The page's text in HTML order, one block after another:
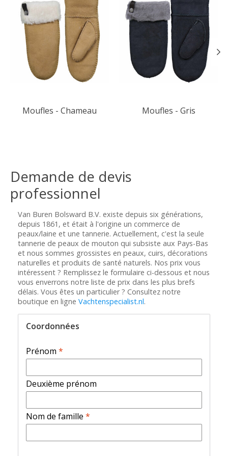
Moufles - Chameau Moufles - Gris
Demande de devis
professionnel
Van Buren Bolsward B.V. existe depuis six générations,
depuis 1861, et était à l'origine un commerce de
peaux/laine et une tannerie. Actuellement, c'est la seule
tannerie de peaux de mouton qui subsiste aux Pays-Bas
et nous sommes grossistes en peaux, cuirs, décorations
naturelles et produits de santé naturels. Nos prix vous
intéressent ? Remplissez le formulaire ci-dessous et nous
vous enverrons notre liste de prix dans les plus brefs
délais. Vous êtes un particulier ? Consultez notre
boutique en ligne Vachtenspecialist.nl.
Coordonnées
Prénom *
Deuxième prénom
Nom de famille *